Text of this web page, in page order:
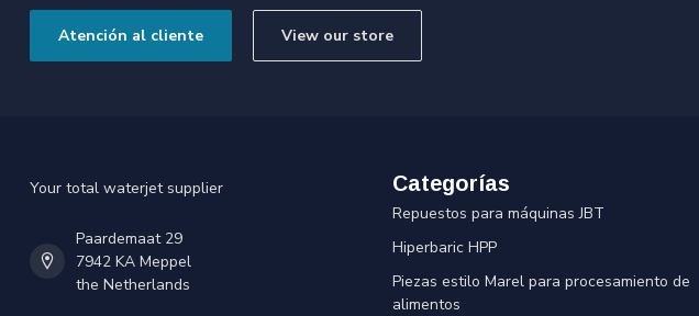
Atención al cliente View our store
Your total waterjet supplier
Paardemaat 29
7942 KA Meppel
the Netherlands
Categorías
Repuestos para máquinas JBT
Hiperbaric HPP
Piezas estilo Marel para procesamiento de
alimentos